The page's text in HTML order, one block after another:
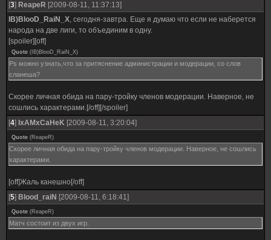
[3] ReapeR [2009-08-11, 11:37:13]
IB)BlooD_RaiN_X, сегодня-завтра. Еще я думаю что если не наберется
народа на две лиги, то объединим в одну.
[spoiler][off]
Quote ( IB)BlooD_RaiN_X)
Ps можно узнать,что за притяснение администрации и модерации, со слов
сланеша?
Скорее личная обида на пару-тройку членов модерации. Наверное, не
сошлись характерами.[/off][/spoiler]
[4] IxAMxCaHeK [2009-08-11, 3:20:04]
Quote (ReapeR)
Скорее личная обида на пару-тройку членов модерации. Наверное, не сошлись
характерами.
[off]Жаль канешно[/off]
[5] Blood_raiN [2009-08-11, 6:18:41]
Quote (ReapeR)
Матч состоит из двух игр.